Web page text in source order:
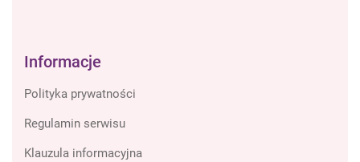
Informacje
Polityka prywatności
Regulamin serwisu
Klauzula informacyjna